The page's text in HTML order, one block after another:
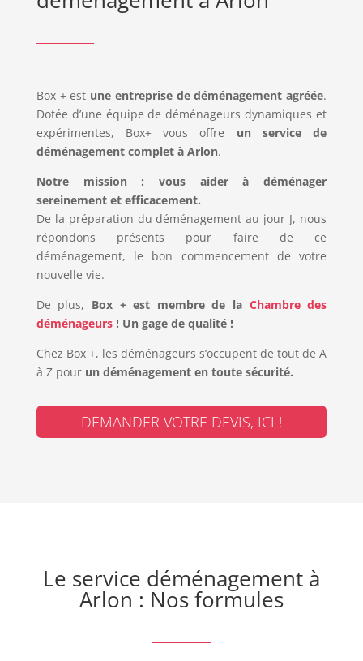
Box + est une entreprise de déménagement agréée.
Dotée d’une équipe de déménageurs dynamiques et
expérimentes, Box+ vous offre un service de
déménagement complet à Arlon.
Notre mission : vous aider à déménager
sereinement et efficacement.
De la préparation du déménagement au jour J, nous
répondons présents pour faire de ce
déménagement, le bon commencement de votre
nouvelle vie.
De plus, Box + est membre de la Chambre des
déménageurs! Un gage de qualité !
Chez Box +, les déménageurs s’occupent de tout de A
à Z pour un déménagement en toute sécurité.
DEMANDER VOTRE DEVIS, ICI !
Le service déménagement à
Arlon : Nos formules